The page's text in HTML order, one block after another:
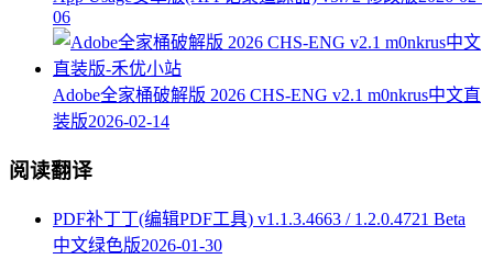
06
Adobe全家桶破解版 2026 CHS-ENG v2.1 m0nkrus中文直
装版2026-02-14
阅读翻译
PDF补丁丁(编辑PDF工具) v1.1.3.4663 / 1.2.0.4721 Beta
中文绿色版2026-01-30